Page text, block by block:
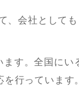
、会社として
す。全国にい
行っています。